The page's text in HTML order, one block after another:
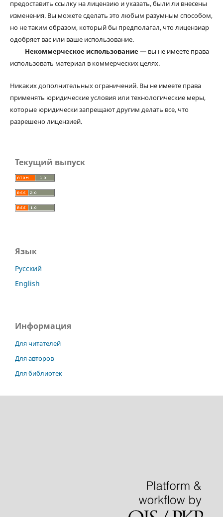
предоставить ссылку на лицензию и указать, были ли внесены
изменения. Вы можете сделать это любым разумным способом,
но не таким образом, который бы предполагал, что лицензиар
одобряет вас или ваше использование.
Некоммерческое использование— вы не имеете права
использовать материал в коммерческих целях.
Никаких дополнительных ограничений. Вы не имеете права
применять юридические условия или технологические меры,
которые юридически запрещают другим делать все, что
разрешено лицензией.
Текущий выпуск
Язык
Русский
English
Информация
Для читателей
Для авторов
Для библиотек